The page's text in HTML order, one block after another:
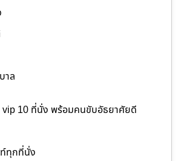
าล
vip 10 ที่นั่ง พร้อมคนขับอัธยาศัยดี
ทุกที่นั่ง